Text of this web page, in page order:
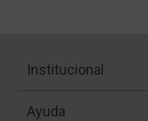
Institucional
Ayuda